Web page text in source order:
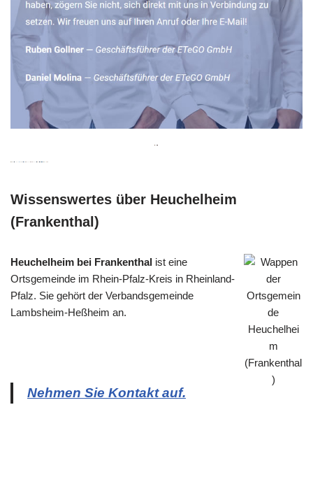
Wissenswertes über Heuchelheim
(Frankenthal)
Heuchelheim bei Frankenthal ist eine
Ortsgemeinde im Rhein-Pfalz-Kreis in Rheinland-
Pfalz. Sie gehört der Verbandsgemeinde
Lambsheim-Heßheim an.
Nehmen Sie Kontakt auf.